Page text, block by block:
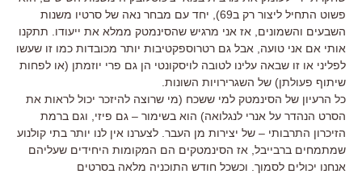
פשוט התחיל ליצור רק ב69), יחד עם מבחר נאה של סרטיו משנות
השבעים והשמונים, אז אני מרגיש שהסינמטק ממלא את ייעודו. תתקנו
אותי אם אני טועה, אבל גם רטרוספקטיבות יותר מכובדות כמו זו שעשו
לפליני או זו שבאה עלינו לטובה לויסקונטי הן גם פרי יוזמתן (או לפחות
שיתוף פעולתן) של השגרירויות השונות.
כל הרעיון של הסינמטק למי ששכח (מי שרוצה להיזכר יכול לראות את
הסרט הנהדר על אנרי לנגלואה) הוא בשימור – גם פיזי, וגם ברמת
הזיכרון התרבותי – של יצירות מן העבר. לצערנו אין לנו יותר בתי קולנוע
שמתמחים ברבייבל, אז הסינמטקים הם המקומות היחידים שעליהם
אנחנו יכולים לסמוך. וכשכל חודש התוכניה מלאה בסרטים